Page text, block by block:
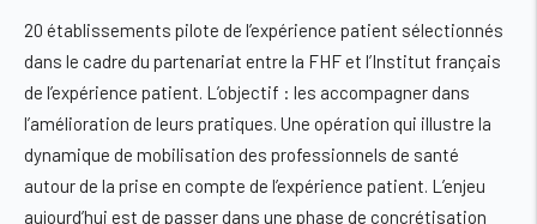
20 établissements pilote de l’expérience patient sélectionnés
dans le cadre du partenariat entre la FHF et l’Institut français
de l’expérience patient. L’objectif : les accompagner dans
l’amélioration de leurs pratiques. Une opération qui illustre la
dynamique de mobilisation des professionnels de santé
autour de la prise en compte de l’expérience patient. L’enjeu
aujourd’hui est de passer dans une phase de concrétisation